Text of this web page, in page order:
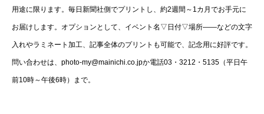
用途に限ります。毎日新聞社側でプリントし、約2週間～1カ月でお手元に
お届けします。オプションとして、イベント名▽日付▽場所――などの文字
入れやラミネート加工、記事全体のプリントも可能で、記念用に好評です。
問い合わせは、photo-my@mainichi.co.jpか電話03・3212・5135（平日午
前10時～午後6時）まで。